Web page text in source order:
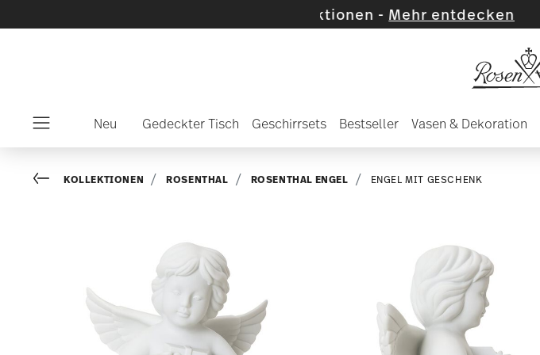
Mehr entdecken
Neu Gedeckter Tisch Geschirrsets Bestseller Vasen & Dekoration
Go backKOLLEKTIONEN ROSENTHAL ROSENTHAL ENGEL ENGEL MIT GESCHENK